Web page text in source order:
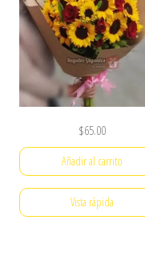
$65.00
Añadir al carrito
Vista rápida